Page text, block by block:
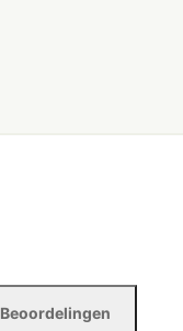
Beoordelingen